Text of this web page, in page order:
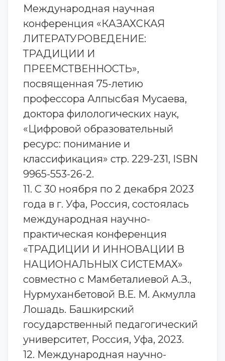
Международная научная
конференция «КАЗАХСКАЯ
ЛИТЕРАТУРОВЕДЕНИЕ:
ТРАДИЦИИ И
ПРЕЕМСТВЕННОСТЬ»,
посвященная 75-летию
профессора Алпысбая Мусаева,
доктора филологических наук,
«Цифровой образовательный
ресурс: понимание и
классификация» стр. 229-231, ISBN
9965-553-26-2.
11. С 30 ноября по 2 декабря 2023
года в г. Уфа, Россия, состоялась
международная научно-
практическая конференция
«ТРАДИЦИИ И ИННОВАЦИИ В
НАЦИОНАЛЬНЫХ СИСТЕМАХ»
совместно с Мамбеталиевой А.З.,
Нурмуханбетовой В.Е. М. Акмулла
Лошадь. Башкирский
государственный педагогический
университет, Россия, Уфа, 2023.
12. Международная научно-